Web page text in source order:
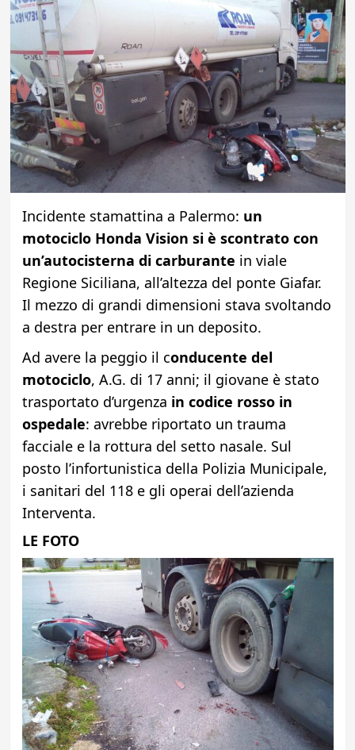
Incidente stamattina a Palermo: un
motociclo Honda Vision si è scontrato con
un’autocisterna di carburante in viale
Regione Siciliana, all’altezza del ponte Giafar.
Il mezzo di grandi dimensioni stava svoltando
a destra per entrare in un deposito.
Ad avere la peggio il conducente del
motociclo, A.G. di 17 anni; il giovane è stato
trasportato d’urgenza in codice rosso in
ospedale: avrebbe riportato un trauma
facciale e la rottura del setto nasale. Sul
posto l’infortunistica della Polizia Municipale,
i sanitari del 118 e gli operai dell’azienda
Interventa.
LE FOTO